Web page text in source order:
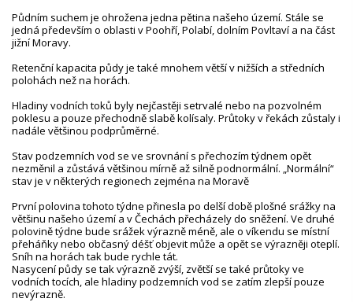
Půdním suchem je ohrožena jedna pětina našeho území. Stále se
jedná především o oblasti v Poohří, Polabí, dolním Povltaví a na část
jižní Moravy.
Retenční kapacita půdy je také mnohem větší v nižších a středních
polohách než na horách.
Hladiny vodních toků byly nejčastěji setrvalé nebo na pozvolném
poklesu a pouze přechodně slabě kolísaly. Průtoky v řekách zůstaly i
nadále většinou podprůměrné.
Stav podzemních vod se ve srovnání s přechozím týdnem opět
nezměnil a zůstává většinou mírně až silně podnormální. „Normální“
stav je v některých regionech zejména na Moravě
První polovina tohoto týdne přinesla po delší době plošné srážky na
většinu našeho území a v Čechách přecházely do sněžení. Ve druhé
polovině týdne bude srážek výrazně méně, ale o víkendu se místní
přeháňky nebo občasný déšť objevit může a opět se výrazněji oteplí.
Sníh na horách tak bude rychle tát.
Nasycení půdy se tak výrazně zvýší, zvětší se také průtoky ve
vodních tocích, ale hladiny podzemních vod se zatím zlepší pouze
nevýrazně.